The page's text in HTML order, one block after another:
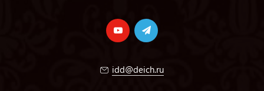
idd@deich.ru